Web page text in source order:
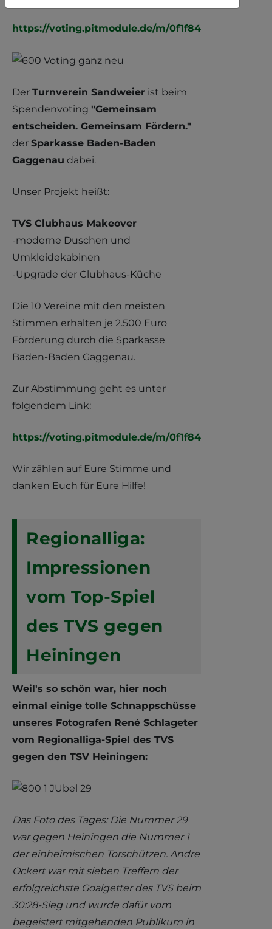
https://voting.pitmodule.de/m/0f1f840798ab615/
Der Turnverein Sandweier ist beim
Spendenvoting "Gemeinsam
entscheiden. Gemeinsam Fördern."
der Sparkasse Baden-Baden
Gaggenau dabei.
Unser Projekt heißt:
TVS Clubhaus Makeover
-moderne Duschen und
Umkleidekabinen
-Upgrade der Clubhaus-Küche
Die 10 Vereine mit den meisten
Stimmen erhalten je 2.500 Euro
Förderung durch die Sparkasse
Baden-Baden Gaggenau.
Zur Abstimmung geht es unter
folgendem Link:
https://voting.pitmodule.de/m/0f1f840798ab615/
Wir zählen auf Eure Stimme und
danken Euch für Eure Hilfe!
Regionalliga:
Impressionen
vom Top-Spiel
des TVS gegen
Heiningen
Weil's so schön war, hier noch
einmal einige tolle Schnappschüsse
unseres Fotografen René Schlageter
vom Regionalliga-Spiel des TVS
gegen den TSV Heiningen:
Das Foto des Tages: Die Nummer 29
war gegen Heiningen die Nummer 1
der einheimischen Torschützen. Andre
Ockert war mit sieben Treffern der
erfolgreichste Goalgetter des TVS beim
30:28-Sieg und wurde dafür vom
begeistert mitgehenden Publikum in